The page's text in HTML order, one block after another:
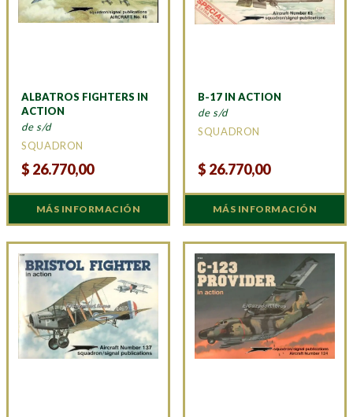
ALBATROS FIGHTERS IN
ACTION
de s/d
SQUADRON
$ 26.770,00
MÁS INFORMACIÓN
B-17 IN ACTION
de s/d
SQUADRON
$ 26.770,00
MÁS INFORMACIÓN